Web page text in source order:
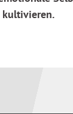
kultivieren.